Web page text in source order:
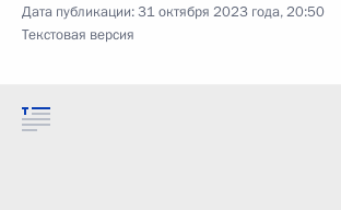
Дата публикации:31 октября 2023 года, 20:50
Текстовая версия